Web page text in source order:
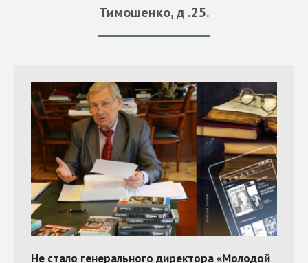
Тимошенко, д .25.